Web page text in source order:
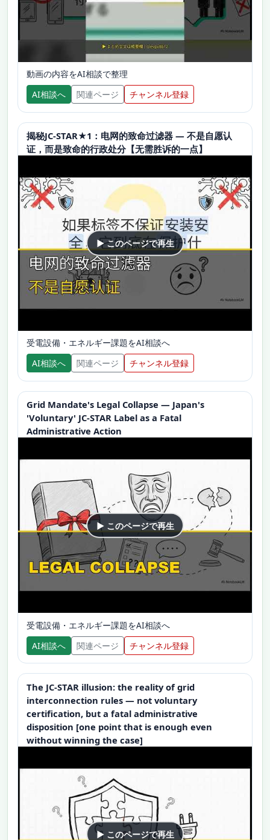
動画の内容をAI相談で整理
AI相談へ
関連ページ チャンネル登録
揭秘JC-STAR★1：电网的致命过滤器 — 不是自愿认
证，而是致命的行政处分【无需胜诉的一点】
▶ このページで再生
受電設備・エネルギー課題をAI相談へ
AI相談へ
関連ページ チャンネル登録
Grid Mandate's Legal Collapse — Japan's
'Voluntary' JC-STAR Label as a Fatal
Administrative Action
▶ このページで再生
受電設備・エネルギー課題をAI相談へ
AI相談へ
関連ページ チャンネル登録
The JC-STAR illusion: the reality of grid
interconnection rules — not voluntary
certification, but a fatal administrative
disposition [one point that is enough even
without winning the case]
▶ このページで再生